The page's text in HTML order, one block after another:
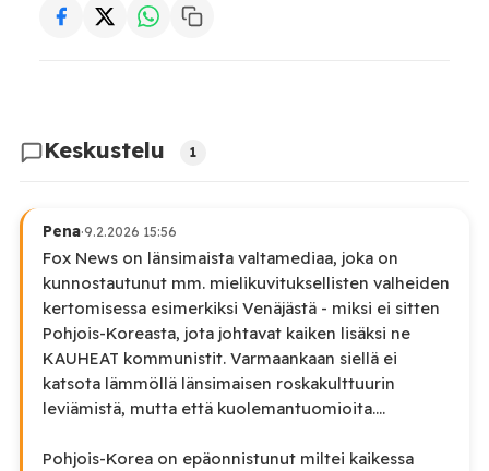
Keskustelu 1
Pena·9.2.2026 15:56
Fox News on länsimaista valtamediaa, joka on
kunnostautunut mm. mielikuvituksellisten valheiden
kertomisessa esimerkiksi Venäjästä - miksi ei sitten
Pohjois-Koreasta, jota johtavat kaiken lisäksi ne
KAUHEAT kommunistit. Varmaankaan siellä ei
katsota lämmöllä länsimaisen roskakulttuurin
leviämistä, mutta että kuolemantuomioita....
Pohjois-Korea on epäonnistunut miltei kaikessa